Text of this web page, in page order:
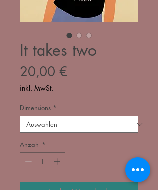
It takes two
20,00 €
inkl. MwSt.
Dimensions *
Anzahl *
In den Warenkorb